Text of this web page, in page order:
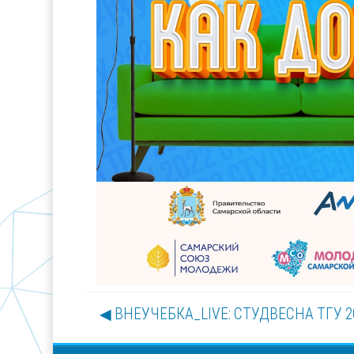
◀︎ ВНЕУЧЕБКА_LIVE: СТУДВЕСНА ТГУ